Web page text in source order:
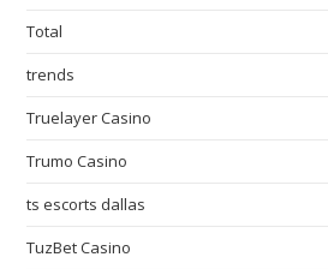
Total
trends
Truelayer Casino
Trumo Casino
ts escorts dallas
TuzBet Casino